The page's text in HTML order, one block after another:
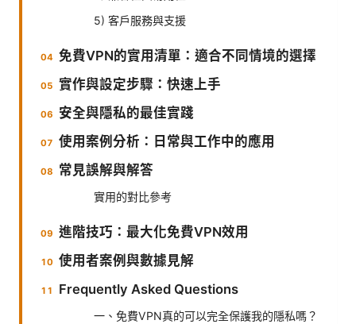
5) 客戶服務與支援
免費VPN的實用清單：適合不同情境的選擇
實作與設定步驟：快速上手
安全與隱私的最佳實踐
使用案例分析：日常與工作中的應用
常見誤解與解答
實用的對比參考
進階技巧：最大化免費VPN效用
使用者案例與數據見解
Frequently Asked Questions
一、免費VPN真的可以完全保護我的隱私嗎？